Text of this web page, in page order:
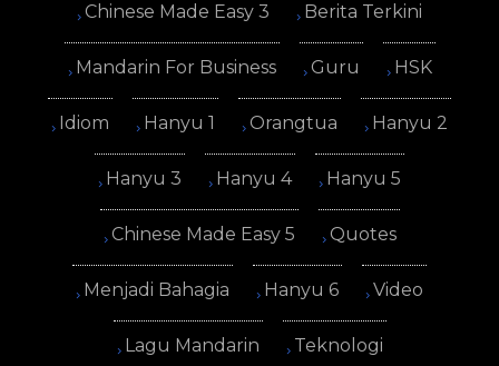
Chinese Made Easy 3 Berita Terkini
Mandarin For Business Guru HSK
Idiom Hanyu 1 Orangtua Hanyu 2
Hanyu 3 Hanyu 4 Hanyu 5
Chinese Made Easy 5 Quotes
Menjadi Bahagia Hanyu 6 Video
Lagu Mandarin Teknologi